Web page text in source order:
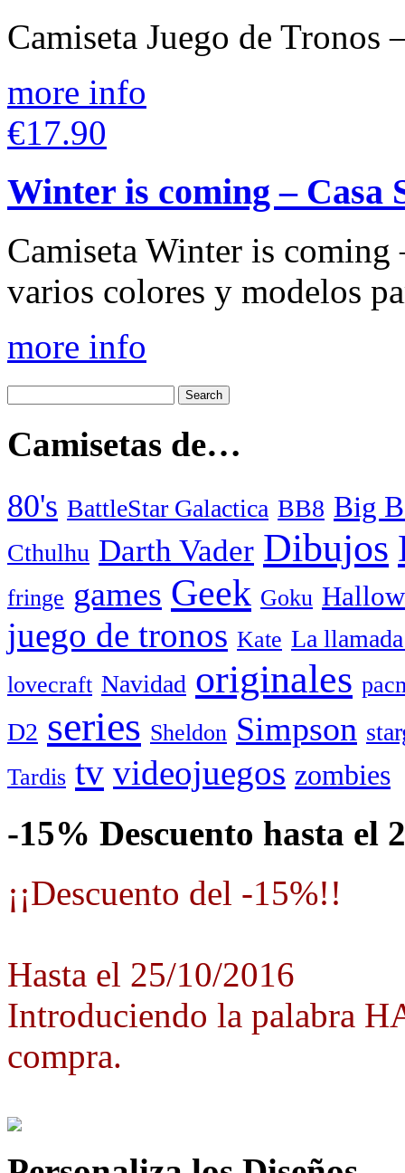
Camiseta Juego de Tronos
more info
€17.90
Winter is coming – Casa
Camiseta Winter is coming
varios colores y modelos
more info
Camisetas de…
80's BattleStar Galactica BB8 Big
Cthulhu Darth Vader Dibujos
fringe games Geek Goku
juego de tronos Kate La
lovecraft Navidad originales
D2 series Sheldon Simpson
Tardis tv videojuegos zombies
-15% Descuento hasta el
¡¡Descuento del -15%!!
Hasta el 25/10/2016
Introduciendo la palabra
compra.